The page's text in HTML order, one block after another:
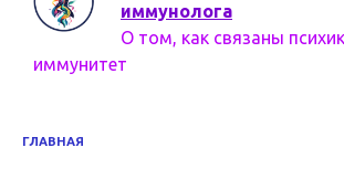
иммунолога
О том, как связаны
иммунитет
ГЛАВНАЯ